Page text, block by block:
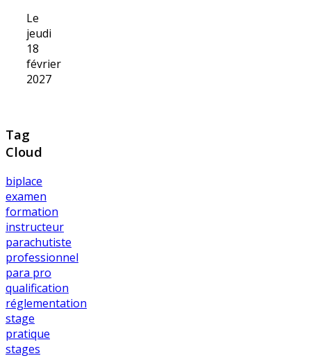
Le
jeudi
18
février
2027
Tag
Cloud
biplace
examen
formation
instructeur
parachutiste
professionnel
para pro
qualification
réglementation
stage
pratique
stages